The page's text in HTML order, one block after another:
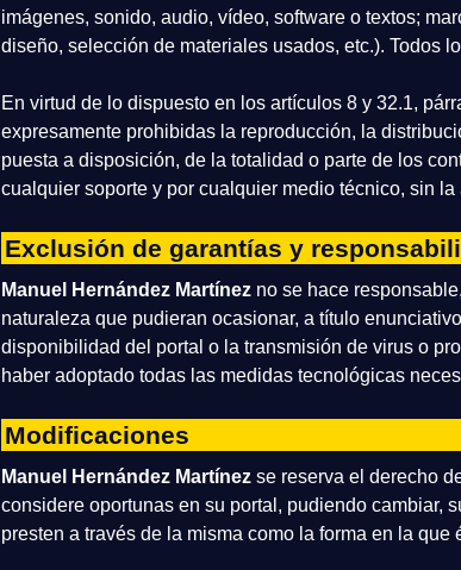
imágenes, sonido, audio, vídeo, software o textos;
diseño, selección de materiales usados, etc.). Todos
En virtud de lo dispuesto en los artículos 8 y 32.1,
expresamente prohibidas la reproducción, la
puesta a disposición, de la totalidad o parte de los
cualquier soporte y por cualquier medio técnico, sin
Exclusión de garantías y
Manuel Hernández Martínezno se hace
naturaleza que pudieran ocasionar, a título
disponibilidad del portal o la transmisión de virus o
haber adoptado todas las medidas tecnológicas
Modificaciones
Manuel Hernández Martínezse reserva el derecho
considere oportunas en su portal, pudiendo cambiar,
presten a través de la misma como la forma en la